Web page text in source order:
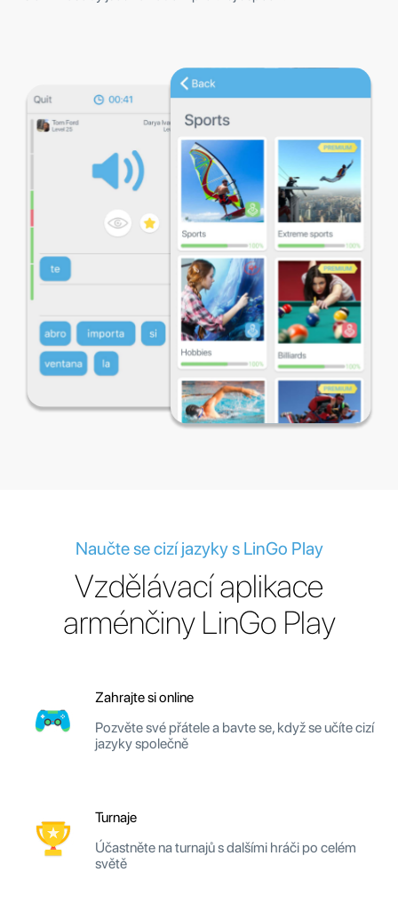
Naučte se cizí jazyky s LinGo Play
Vzdělávací aplikace
arménčiny LinGo Play
Zahrajte si online
Pozvěte své přátele a bavte se, když se učíte cizí
jazyky společně
Turnaje
Účastněte na turnajů s dalšími hráči po celém
světě